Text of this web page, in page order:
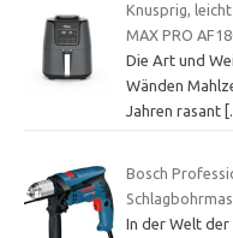
Knusprig,
MAX PRO
Die Art und
Wänden
Jahren rasant
Bosch
In der Welt